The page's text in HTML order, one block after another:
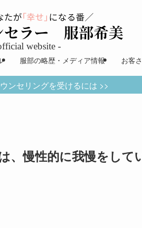
服部の略歴・メディア情報 お客
ンセリングを受けるには >>
、慢性的に我慢をして